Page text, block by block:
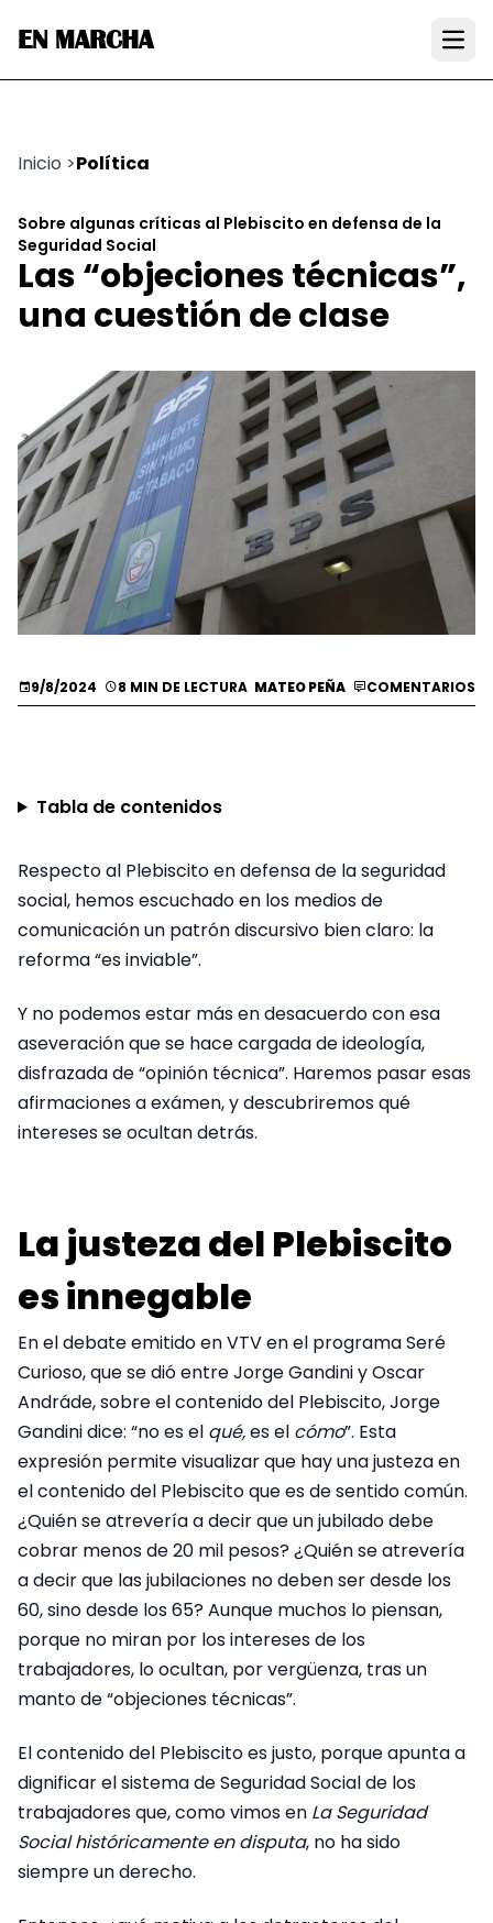
EN MARCHA
Inicio >Política
Sobre algunas críticas al Plebiscito en defensa de la
Seguridad Social
Las “objeciones técnicas”,
una cuestión de clase
9/8/2024 8 MIN DE LECTURA MATEO PEÑA COMENTARIOS
Tabla de contenidos
Respecto al Plebiscito en defensa de la seguridad
social, hemos escuchado en los medios de
comunicación un patrón discursivo bien claro: la
reforma “es inviable”.
Y no podemos estar más en desacuerdo con esa
aseveración que se hace cargada de ideología,
disfrazada de “opinión técnica”. Haremos pasar esas
afirmaciones a exámen, y descubriremos qué
intereses se ocultan detrás.
La justeza del Plebiscito
es innegable
En el debate emitido en VTV en el programa Seré
Curioso, que se dió entre Jorge Gandini y Oscar
Andráde, sobre el contenido del Plebiscito, Jorge
Gandini dice: “no es el qué,es el cómo”. Esta
expresión permite visualizar que hay una justeza en
el contenido del Plebiscito que es de sentido común.
¿Quién se atrevería a decir que un jubilado debe
cobrar menos de 20 mil pesos? ¿Quién se atrevería
a decir que las jubilaciones no deben ser desde los
60, sino desde los 65? Aunque muchos lo piensan,
porque no miran por los intereses de los
trabajadores, lo ocultan, por vergüenza, tras un
manto de “objeciones técnicas”.
El contenido del Plebiscito es justo, porque apunta a
dignificar el sistema de Seguridad Social de los
trabajadores que, como vimos en La Seguridad
Social históricamente en disputa, no ha sido
siempre un derecho.